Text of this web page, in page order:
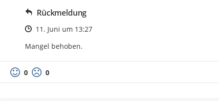
Rückmeldung
Zeitpunkt des Erstellens
11. Juni um 13:27
Mangel behoben.
0 0